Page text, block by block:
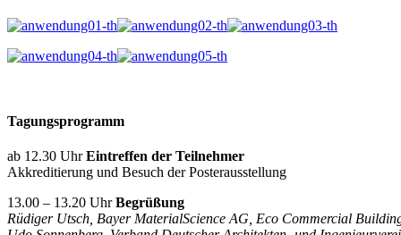
Tagungsprogramm
ab 12.30 UhrEintreffen der Teilnehmer
Akkreditierung und Besuch der Posterausstellung
13.00 – 13.20 UhrBegrüßung
Rüdiger Utsch, Bayer MaterialScience AG, Eco Commercial